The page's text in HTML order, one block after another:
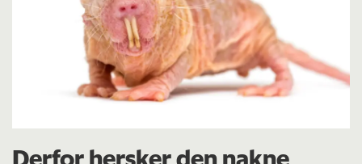
Derfor hersker den nakne